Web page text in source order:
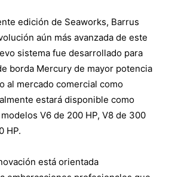
edición de Seaworks, Barrus
aún más avanzada de este
sistema fue desarrollado para
borda Mercury de mayor potencia
al mercado comercial como
estará disponible como
V6 de 200 HP, V8 de 300
HP.
está orientada